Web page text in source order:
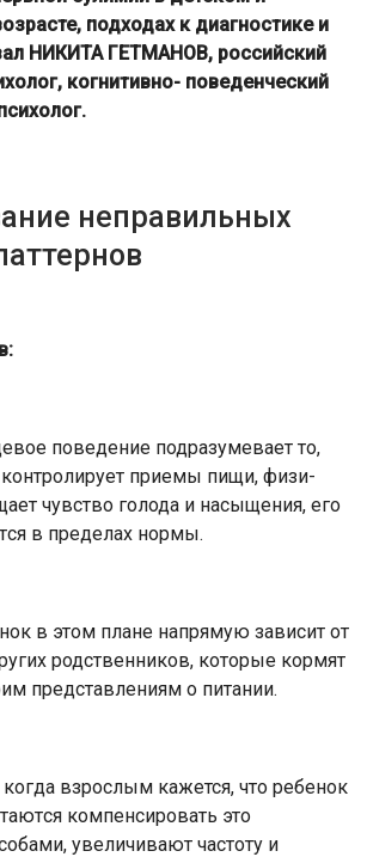
подходах к диагностике и
НИКИТА ГЕТМАНОВ, российский
когнитивно- поведенческий
неправильных
поведение подразумевает то,
контролирует приемы пищи, физи­
чувство голода и насыщения, его
в пределах нормы.
в этом плане напрямую зависит от
родственников, которые кормят
представлениям о питании.
взрослым кажется, что ребенок
компенсировать это
увеличивают частоту и